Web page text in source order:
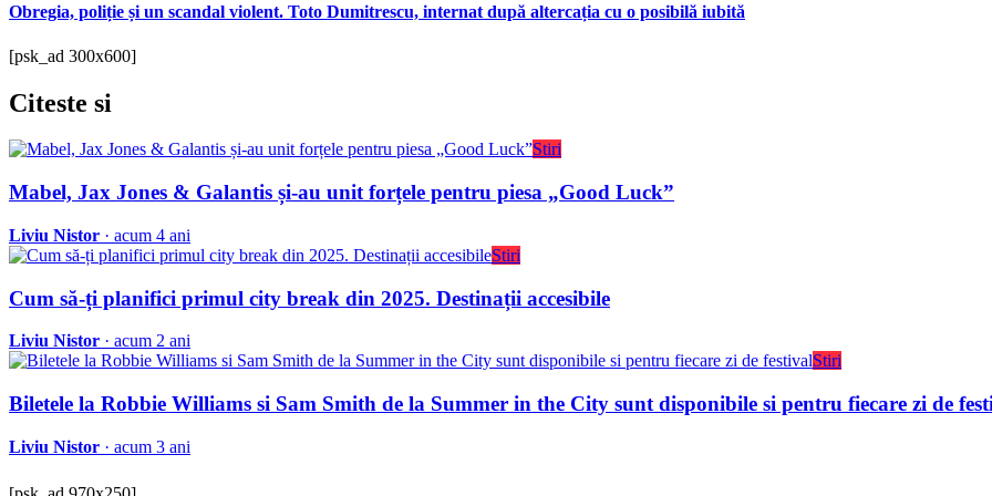
Obregia, poliție și un scandal violent. Toto Dumitrescu, internat după altercația cu o posibilă iubită
[psk_ad 300x600]
Citeste si
Stiri
Mabel, Jax Jones & Galantis și-au unit forțele pentru piesa „Good Luck”
Liviu Nistor · acum 4 ani
Stiri
Cum să-ți planifici primul city break din 2025. Destinații accesibile
Liviu Nistor · acum 2 ani
Stiri
Biletele la Robbie Williams si Sam Smith de la Summer in the City sunt disponibile si pentru fiecare zi de
Liviu Nistor · acum 3 ani